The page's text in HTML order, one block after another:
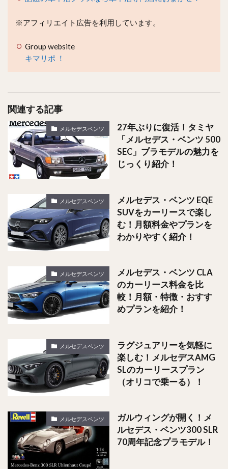
※アフィリエイト広告を利用しています。
Group website
キマリポ ！
関連する記事
メルセデスベンツ
27年ぶりに復活！タミヤ
「メルセデス・ベンツ 500
SEC」プラモデルの魅力を
じっくり紹介！
メルセデスベンツ
メルセデス・ベンツ EQE
SUVをカーリースで楽し
む！月額料金やプランを
わかりやすく紹介！
メルセデスベンツ
メルセデス・ベンツ CLA
のカーリース料金を比
較！月額・特徴・おすす
めプランを紹介！
メルセデスベンツ
ラグジュアリーを気軽に
楽しむ！メルセデスAMG
SLのカーリースプラン
（オリコで乗ーる）！
メルセデスベンツ
ガルウィングが開く！メ
ルセデス・ベンツ300 SLR
70周年記念プラモデル！